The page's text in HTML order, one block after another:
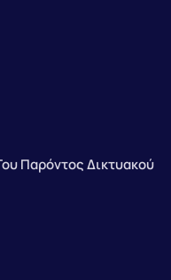
Παρόντος Δικτυακού